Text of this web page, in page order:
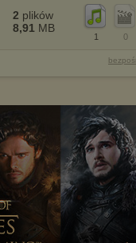
0
1
2 plików
8,91 MB